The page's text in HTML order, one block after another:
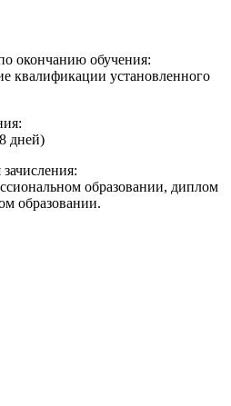
окончанию обучения:
квалификации установленного
дней)
образовании, диплом
образовании.